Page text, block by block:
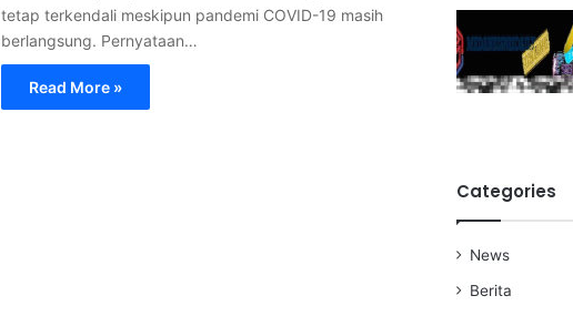
tetap terkendali meskipun pandemi COVID-19 masih
berlangsung. Pernyataan…
Read More »
Categories
News
Berita